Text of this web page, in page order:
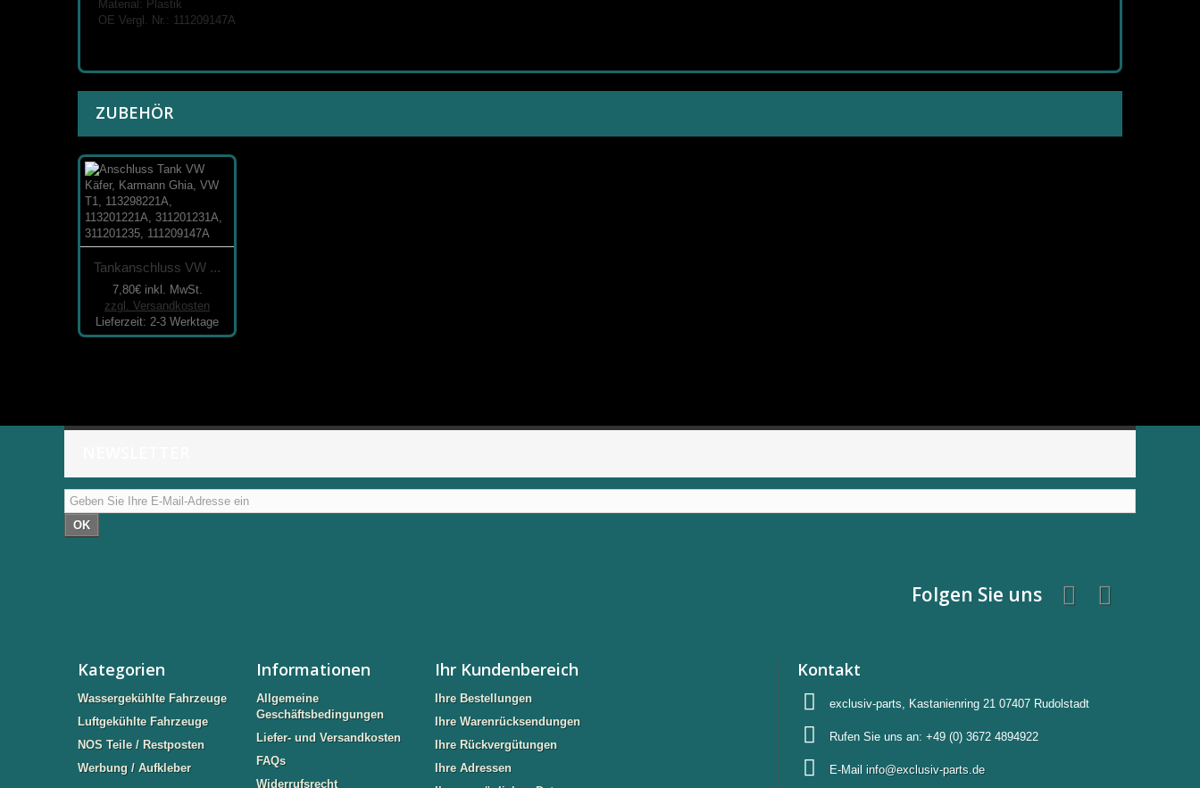
Material: Plastik
OE Vergl. Nr.: 111209147A
ZUBEHÖR
Tankanschluss VW ...
7,80€ inkl. MwSt.
zzgl. Versandkosten
Lieferzeit: 2-3 Werktage
OK
Folgen Sie uns
Kategorien
Wassergekühlte Fahrzeuge
Luftgekühlte Fahrzeuge
NOS Teile / Restposten
Werbung / Aufkleber
Informationen
Allgemeine
Geschäftsbedingungen
Liefer- und Versandkosten
FAQs
Widerrufsrecht
Ihr Kundenbereich
Ihre Bestellungen
Ihre Warenrücksendungen
Ihre Rückvergütungen
Ihre Adressen
Kontakt
exclusiv-parts, Kastanienring 21 07407 Rudolstadt
Rufen Sie uns an: +49 (0) 3672 4894922
E-Mail info@exclusiv-parts.de